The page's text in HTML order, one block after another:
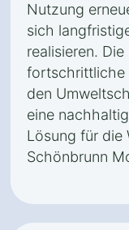
Nutzung
sich
realisieren.
fortschrittliche
den
eine
Lösung für die
Schönbrunn